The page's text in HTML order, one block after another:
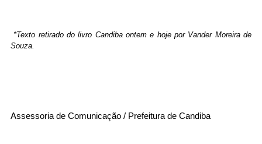
(77) 3661-2029
Ou seja atendido presencialmente
*Texto retirado do livro Candiba ontem e hoje por Vander Moreira de
Souza.
Assessoria de Comunicação / Prefeitura de Candiba